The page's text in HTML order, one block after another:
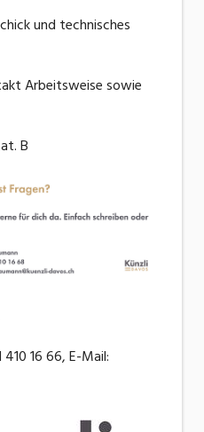
und technisches
Arbeitsweise sowie
B
16 66, E-Mail: